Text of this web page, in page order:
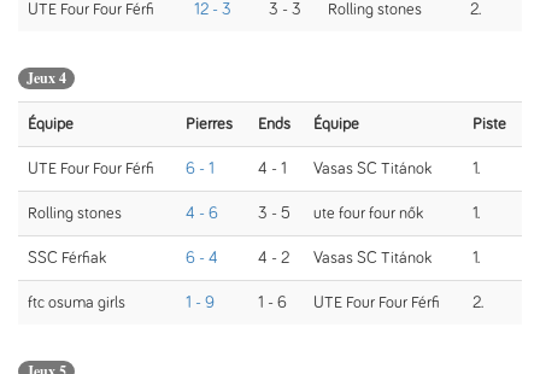
UTE Four Four Férfi 12 - 3 3 - 3 Rolling stones 2.
Jeux 4
Équipe Pierres Ends Équipe Piste
UTE Four Four Férfi 6 - 1 4 - 1 Vasas SC Titánok 1.
Rolling stones 4 - 6 3 - 5 ute four four nők 1.
SSC Férfiak 6 - 4 4 - 2 Vasas SC Titánok 1.
ftc osuma girls 1 - 9 1 - 6 UTE Four Four Férfi 2.